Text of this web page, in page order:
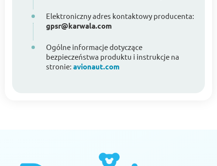
Elektroniczny adres kontaktowy producenta:
gpsr@karwala.com
Ogólne informacje dotyczące
bezpieczeństwa produktu i instrukcje na
stronie: avionaut.com